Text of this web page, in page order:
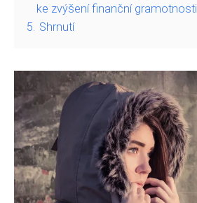
ke zvýšení finanční gramotnosti
5. Shrnutí